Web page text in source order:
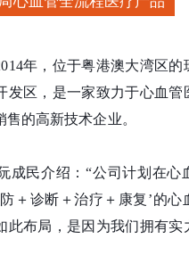
年，位于粤港澳大湾区的
发区，是一家致力于心血管
的高新技术企业。
成民介绍：“公司计划在心
＋诊断＋治疗＋康复’的心
此布局，是因为我们拥有实